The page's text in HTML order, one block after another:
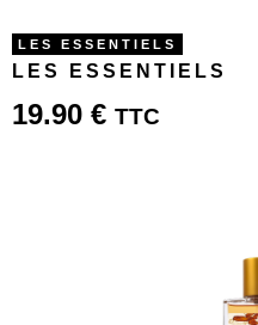
LES ESSENTIELS
LES ESSENTIELS
19.90 € TTC